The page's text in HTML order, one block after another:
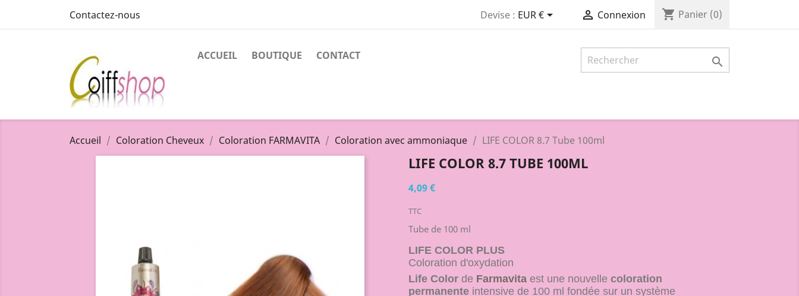
Contactez-nous Devise : EUR €  Connexion shopping_cart Panier (0)
ACCUEIL BOUTIQUE CONTACT 
Accueil Coloration Cheveux Coloration FARMAVITA Coloration avec ammoniaque LIFE COLOR 8.7 Tube 100ml
LIFE COLOR 8.7 TUBE 100ML
4,09 €
TTC
Tube de 100 ml
LIFE COLOR PLUS
Coloration d'oxydation
Life Color de Farmavita est une nouvelle coloration
permanente intensive de 100 ml fondée sur un système